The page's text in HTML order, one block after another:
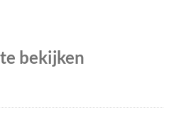
bekijken